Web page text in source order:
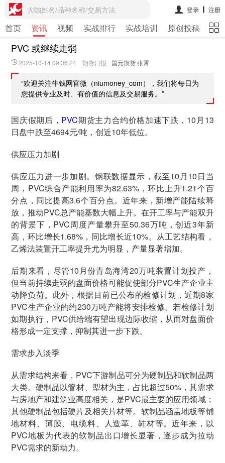
大咖姓名/品种名称/交易方法 登录 注册
首页 资讯 视频 实战排行 实战培训 原创投稿 期
PVC 或继续走弱
2025-10-14 09:36:24 期货日报 国元期货 张霄
“欢迎关注牛钱网官微（niumoney_com），我们将每日为
您提供专业及时、有价值的信息及交易服务。”
国庆假期后， PVC期货主力合约价格加速下跌，10月13
日盘中跌至4694元/吨，创近10年低位。
供应压力加剧
供应压力进一步加剧。钢联数据显示，截至10月10日当
周，PVC综合产能利用率为82.63%，环比上升1.21个百
分点，同比提高3.6个百分点。近年来，新增产能陆续释
放，推动PVC总产能基数大幅上升。在开工率与产能双升
的背景下，PVC周度产量攀升至50.36万吨，创近3年新
高，环比增长1.68%，同比增长近10%。从工艺结构看，
乙烯法装置开工率提升尤为明显，产量显著增加。
后期来看，尽管10月份青岛海湾20万吨装置计划投产，
但当前持续走弱的盘面价格可能促使部分PVC生产企业主
动降负荷。此外，根据目前已公布的检修计划，近期8家
PVC生产企业的约230万吨产能将安排检修。若检修计划
如期执行，PVC供给端有望出现边际收缩，从而对盘面价
格形成一定支撑，抑制其进一步下跌。
需求步入淡季
从需求结构来看，PVC下游制品可分为硬制品和软制品两
大类。硬制品以管材、型材为主，占比超过50%，其需求
与房地产和建筑业高度相关，是PVC最主要的应用领域；
其他硬制品包括硬片及相关片材等。软制品涵盖地板等铺
地材料、薄膜、电缆料、人造革、鞋材等。近年来，以
PVC地板为代表的软制品出口增长显著，逐步成为拉动
PVC需求的新动力。